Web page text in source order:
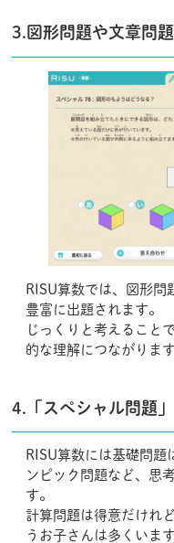
3.図形問題や文章問
RISU算数では、図形
豊富に出題されます。
じっくりと考えること
的な理解につながります
4.「スペシャル問題
RISU算数には基礎問題
ンピック問題など、思
す。
計算問題は得意だけれ
うお子さんは多くいます